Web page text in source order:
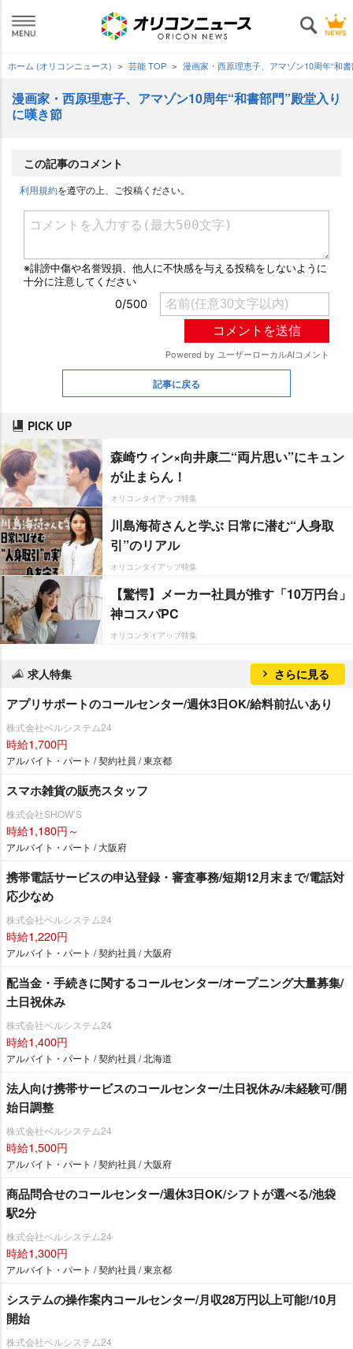
ホーム (オリコンニュース) 芸能 TOP 漫画家・西原理恵子、アマゾン10周年“和
漫画家・西原理恵子、アマゾン10周年“和書部門”殿堂入り
に嘆き節
この記事のコメント
利用規約を遵守の上、ご投稿ください。
記事に戻る
PICK UP
森崎ウィン×向井康二“両片思い”にキュン
が止まらん！
オリコンタイアップ特集
川島海荷さんと学ぶ 日常に潜む“人身取
引”のリアル
オリコンタイアップ特集
【驚愕】メーカー社員が推す「10万円台」
神コスパPC
オリコンタイアップ特集
求人特集 さらに見る
アプリサポートのコールセンター/週休3日OK/給料前払いあり
株式会社ベルシステム24
時給1,700円
アルバイト・パート / 契約社員 / 東京都
スマホ雑貨の販売スタッフ
株式会社SHOW’S
時給1,180円～
アルバイト・パート / 大阪府
携帯電話サービスの申込登録・審査事務/短期12月末まで/電話対
応少なめ
株式会社ベルシステム24
時給1,220円
アルバイト・パート / 契約社員 / 大阪府
配当金・手続きに関するコールセンター/オープニング大量募集/
土日祝休み
株式会社ベルシステム24
時給1,400円
アルバイト・パート / 契約社員 / 北海道
法人向け携帯サービスのコールセンター/土日祝休み/未経験可/開
始日調整
株式会社ベルシステム24
時給1,500円
アルバイト・パート / 契約社員 / 大阪府
商品問合せのコールセンター/週休3日OK/シフトが選べる/池袋
駅2分
株式会社ベルシステム24
時給1,300円
アルバイト・パート / 契約社員 / 東京都
システムの操作案内コールセンター/月収28万円以上可能!/10月
開始
株式会社ベルシステム24